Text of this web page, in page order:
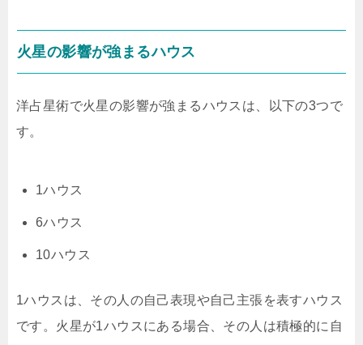
火星の影響が強まるハウス
洋占星術で火星の影響が強まるハウスは、以下の3つで
す。
1ハウス
6ハウス
10ハウス
1ハウスは、その人の自己表現や自己主張を表すハウス
です。火星が1ハウスにある場合、その人は積極的に自